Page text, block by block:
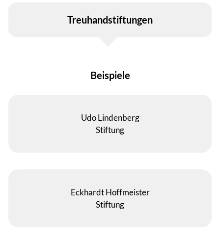
Stiftung Kinderklinik Schömberg
Familie Pöschel-Stiftung
Dieter und Rosemarie Reinbold-Stiftung
Stiftung Michelmann-Bischoff
Treuhandstiftungen
Beispiele
Udo Lindenberg
Stiftung
Eckhardt Hoffmeister
Stiftung